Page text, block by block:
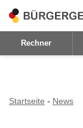
Zum
Inhalt
Rechner
Startseite - News